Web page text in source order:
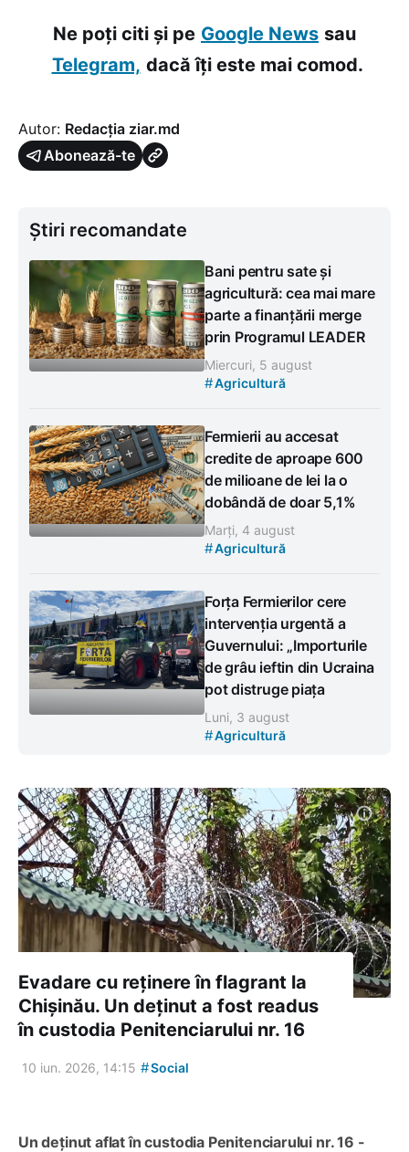
Ne poți citi și pe Google News sau
Telegram, dacă îți este mai comod.
Autor: Redacția ziar.md
Abonează-te
Știri recomandate
Bani pentru sate și
agricultură: cea mai mare
parte a finanțării merge
prin Programul LEADER
Miercuri, 5 august
#Agricultură
Fermierii au accesat
credite de aproape 600
de milioane de lei la o
dobândă de doar 5,1%
Marți, 4 august
#Agricultură
Forța Fermierilor cere
intervenția urgentă a
Guvernului: „Importurile
de grâu ieftin din Ucraina
pot distruge piața
Luni, 3 august
#Agricultură
Evadare cu reținere în flagrant la
Chișinău. Un deținut a fost readus
în custodia Penitenciarului nr. 16
10 iun. 2026, 14:15 #Social
Un deținut aflat în custodia Penitenciarului nr. 16 -